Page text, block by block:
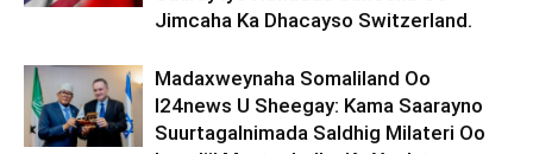
Jimcaha Ka Dhacayso Switzerland.
Madaxweynaha Somaliland Oo
I24news U Sheegay: Kama Saarayno
Suurtagalnimada Saldhig Milateri Oo